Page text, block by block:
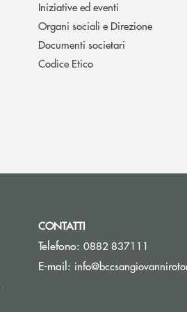
Iniziative ed eventi
Organi sociali e Direzione
Documenti societari
Codice Etico
CONTATTI
Telefono: 0882 837111
E-mail: